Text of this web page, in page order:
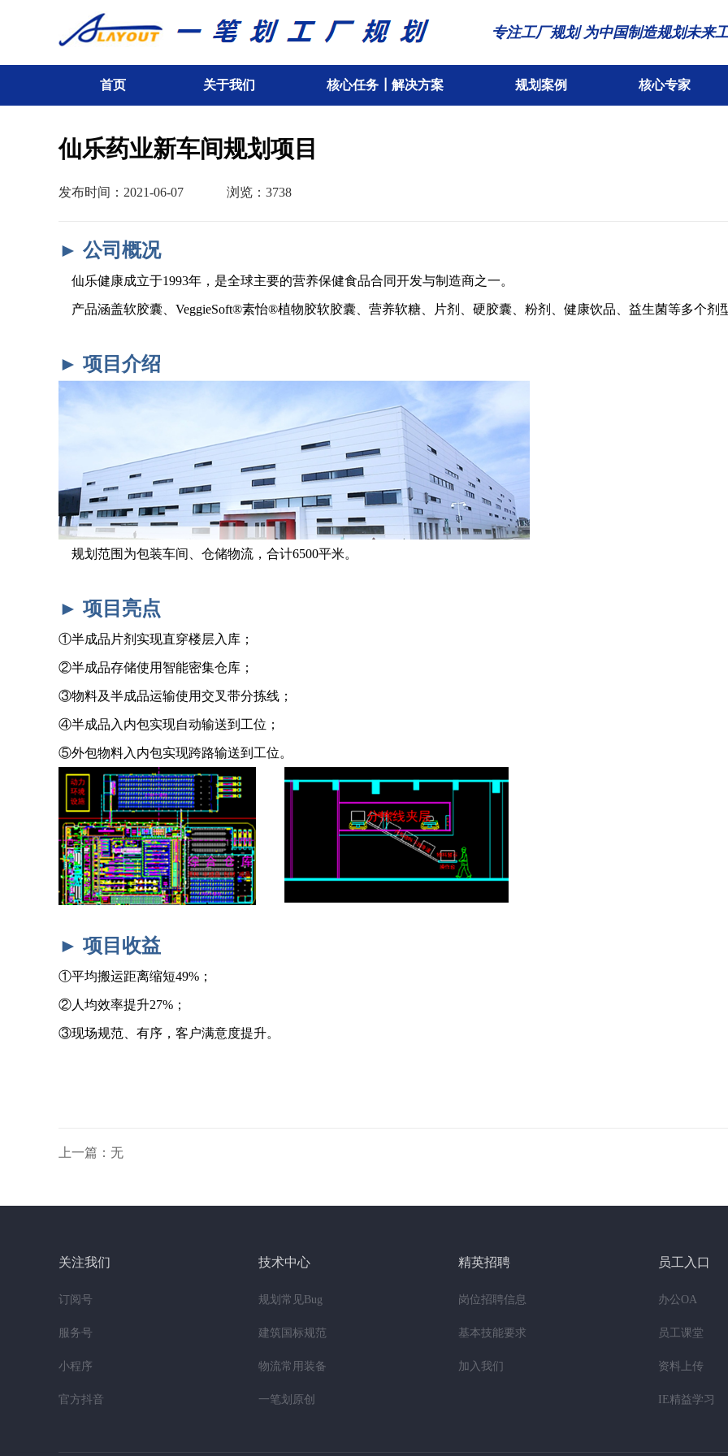
专注工厂规划 为中国制造规划未来
首页 关于我们 核心任务┃解决方案 规划案例 核心专家
仙乐药业新车间规划项目
发布时间：2021-06-07 浏览：3738
► 公司概况
仙乐健康成立于1993年，是全球主要的营养保健食品合同开发与制造商之一。
产品涵盖软胶囊、VeggieSoft®素怡®植物胶软胶囊、营养软糖、片剂、硬胶囊、粉剂、健康饮品、益生菌等多个剂
► 项目介绍
规划范围为包装车间、仓储物流，合计6500平米。
► 项目亮点
①半成品片剂实现直穿楼层入库；
②半成品存储使用智能密集仓库；
③物料及半成品运输使用交叉带分拣线；
④半成品入内包实现自动输送到工位；
⑤外包物料入内包实现跨路输送到工位。
► 项目收益
①平均搬运距离缩短49%；
②人均效率提升27%；
③现场规范、有序，客户满意度提升。
上一篇：无
关注我们
订阅号
服务号
小程序
官方抖音
技术中心
规划常见Bug
建筑国标规范
物流常用装备
一笔划原创
精英招聘
岗位招聘信息
基本技能要求
加入我们
员工入口
办公OA
员工课堂
资料上传
IE精益学习